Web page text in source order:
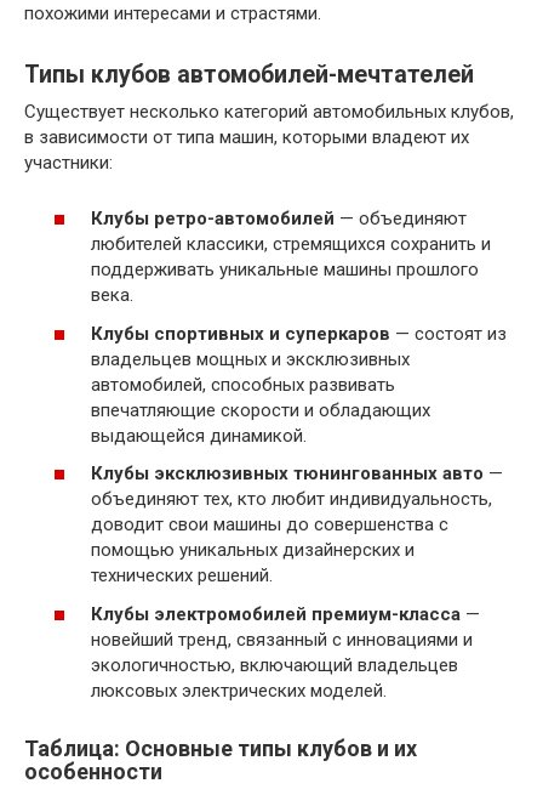
похожими интересами и страстями.
Типы клубов автомобилей-мечтателей
Существует несколько категорий автомобильных клубов,
в зависимости от типа машин, которыми владеют их
участники:
Клубы ретро-автомобилей — объединяют
любителей классики, стремящихся сохранить и
поддерживать уникальные машины прошлого
века.
Клубы спортивных и суперкаров — состоят из
владельцев мощных и эксклюзивных
автомобилей, способных развивать
впечатляющие скорости и обладающих
выдающейся динамикой.
Клубы эксклюзивных тюнингованных авто —
объединяют тех, кто любит индивидуальность,
доводит свои машины до совершенства с
помощью уникальных дизайнерских и
технических решений.
Клубы электромобилей премиум-класса —
новейший тренд, связанный с инновациями и
экологичностью, включающий владельцев
люксовых электрических моделей.
Таблица: Основные типы клубов и их
особенности